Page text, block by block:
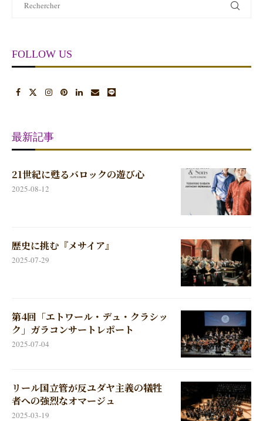
FOLLOW US
最新記事
21世紀に甦るバロックの遊び心
2025-08-12
歴史に挑む『メサイア』
2025-07-29
第4回「エトワール・デュ・クラシッ
ク」ガラコンサートレポート
2025-07-04
リール国立管が反ユダヤ主義の犠牲
者への強烈なオマージュ
2025-03-19